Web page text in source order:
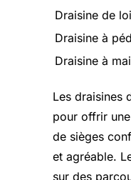
Draisine de
Draisine à
Draisine à
Les draisines
pour offrir
de sièges
et agréable.
sur des